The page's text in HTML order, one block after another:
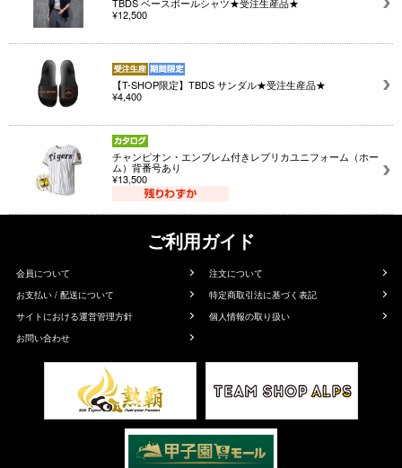
TBDS ベースボールシャツ★受注生産品★
¥12,500
【T-SHOP限定】TBDS サンダル★受注生産品★
¥4,400
チャンピオン・エンブレム付きレプリカユニフォーム（ホー
ム）背番号あり
¥13,500
ご利用ガイド
会員について
注文について
お支払い / 配送について
特定商取引法に基づく表記
サイトにおける運営管理方針
個人情報の取り扱い
お問い合わせ